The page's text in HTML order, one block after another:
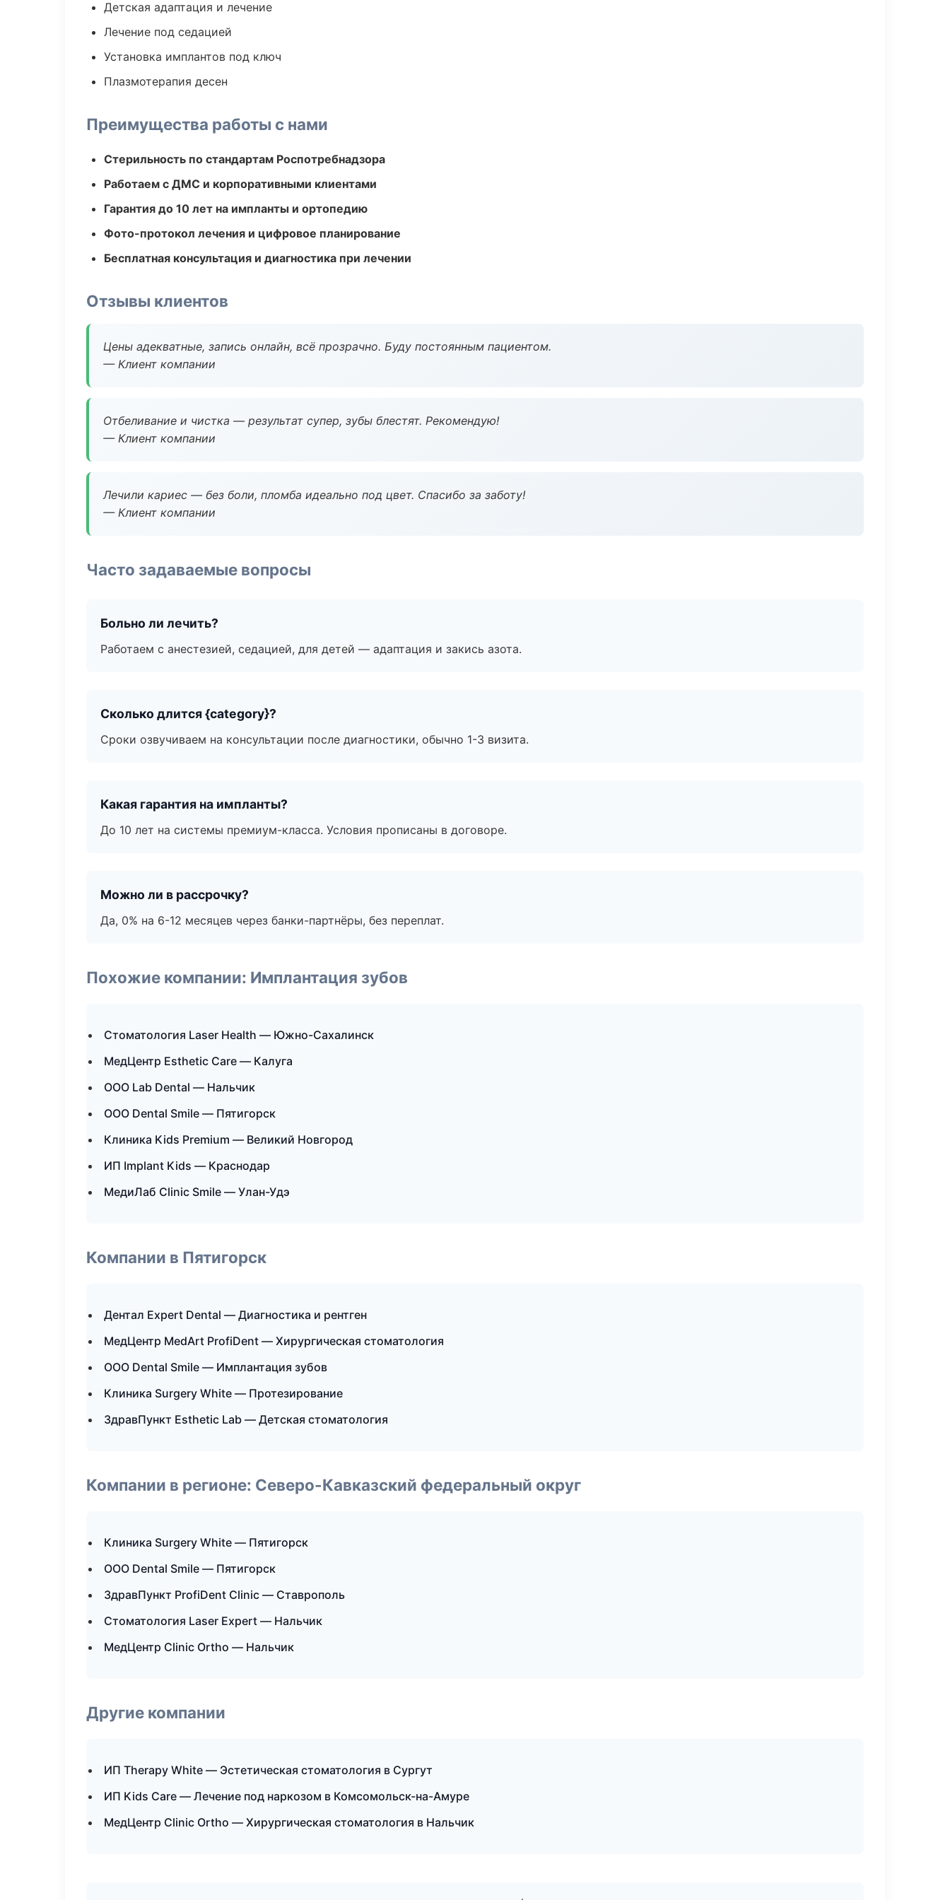
Детская адаптация и лечение
Лечение под седацией
Установка имплантов под ключ
Плазмотерапия десен
Преимущества работы с нами
Стерильность по стандартам Роспотребнадзора
Работаем с ДМС и корпоративными клиентами
Гарантия до 10 лет на импланты и ортопедию
Фото-протокол лечения и цифровое планирование
Бесплатная консультация и диагностика при лечении
Отзывы клиентов
Цены адекватные, запись онлайн, всё прозрачно. Буду постоянным пациентом.
— Клиент компании
Отбеливание и чистка — результат супер, зубы блестят. Рекомендую!
— Клиент компании
Лечили кариес — без боли, пломба идеально под цвет. Спасибо за заботу!
— Клиент компании
Часто задаваемые вопросы
Больно ли лечить?
Работаем с анестезией, седацией, для детей — адаптация и закись азота.
Сколько длится {category}?
Сроки озвучиваем на консультации после диагностики, обычно 1-3 визита.
Какая гарантия на импланты?
До 10 лет на системы премиум-класса. Условия прописаны в договоре.
Можно ли в рассрочку?
Да, 0% на 6-12 месяцев через банки-партнёры, без переплат.
Похожие компании: Имплантация зубов
Стоматология Laser Health — Южно-Сахалинск
МедЦентр Esthetic Care — Калуга
ООО Lab Dental — Нальчик
ООО Dental Smile — Пятигорск
Клиника Kids Premium — Великий Новгород
ИП Implant Kids — Краснодар
МедиЛаб Clinic Smile — Улан-Удэ
Компании в Пятигорск
Дентал Expert Dental — Диагностика и рентген
МедЦентр MedArt ProfiDent — Хирургическая стоматология
ООО Dental Smile — Имплантация зубов
Клиника Surgery White — Протезирование
ЗдравПункт Esthetic Lab — Детская стоматология
Компании в регионе: Северо-Кавказский федеральный округ
Клиника Surgery White — Пятигорск
ООО Dental Smile — Пятигорск
ЗдравПункт ProfiDent Clinic — Ставрополь
Стоматология Laser Expert — Нальчик
МедЦентр Clinic Ortho — Нальчик
Другие компании
ИП Therapy White — Эстетическая стоматология в Сургут
ИП Kids Care — Лечение под наркозом в Комсомольск-на-Амуре
МедЦентр Clinic Ortho — Хирургическая стоматология в Нальчик